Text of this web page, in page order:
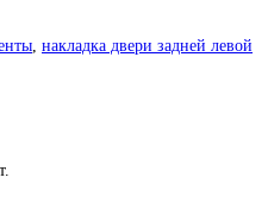
накладка двери задней левой